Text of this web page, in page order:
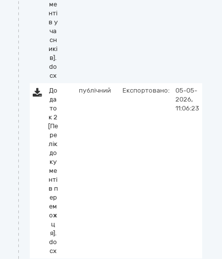
ме
нті
в у
ча
сн
икі
в].
do
cx
До
да
то
к 2
[Пе
ре
лік
до
ку
ме
нті
в п
ер
ем
ож
ц
я].
do
cx
публічний Експортовано:
05-05-
2026,
11:06:23